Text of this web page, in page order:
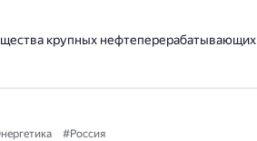
крупных нефтеперерабатывающих
#Россия